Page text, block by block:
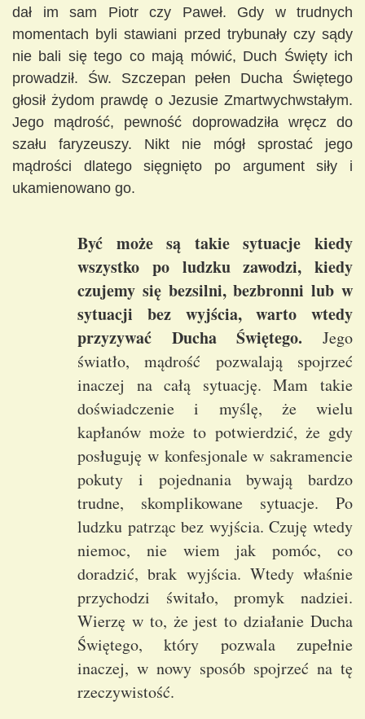
dał im sam Piotr czy Paweł. Gdy w trudnych
momentach byli stawiani przed trybunały czy sądy
nie bali się tego co mają mówić, Duch Święty ich
prowadził. Św. Szczepan pełen Ducha Świętego
głosił żydom prawdę o Jezusie Zmartwychwstałym.
Jego mądrość, pewność doprowadziła wręcz do
szału faryzeuszy. Nikt nie mógł sprostać jego
mądrości dlatego sięgnięto po argument siły i
ukamienowano go.
Być może są takie sytuacje kiedy
wszystko po ludzku zawodzi, kiedy
czujemy się bezsilni, bezbronni lub w
sytuacji bez wyjścia, warto wtedy
przyzywać Ducha Świętego. Jego
światło, mądrość pozwalają spojrzeć
inaczej na całą sytuację. Mam takie
doświadczenie i myślę, że wielu
kapłanów może to potwierdzić, że gdy
posługuję w konfesjonale w sakramencie
pokuty i pojednania bywają bardzo
trudne, skomplikowane sytuacje. Po
ludzku patrząc bez wyjścia. Czuję wtedy
niemoc, nie wiem jak pomóc, co
doradzić, brak wyjścia. Wtedy właśnie
przychodzi świtało, promyk nadziei.
Wierzę w to, że jest to działanie Ducha
Świętego, który pozwala zupełnie
inaczej, w nowy sposób spojrzeć na tę
rzeczywistość.